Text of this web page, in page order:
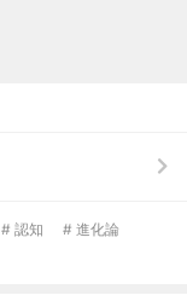
# 認知
# 進化論